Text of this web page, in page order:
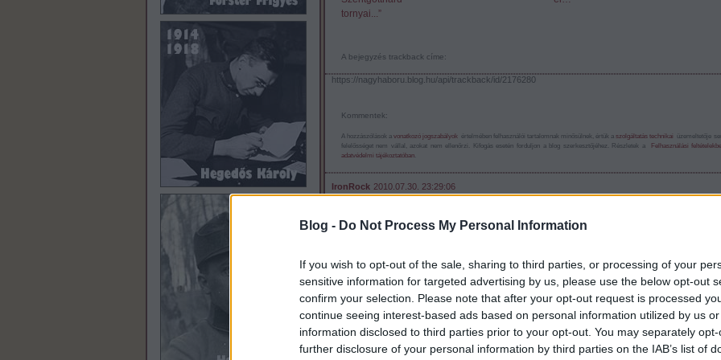
Blog - Do Not Process My Personal Information
If you wish to opt-out of the sale, sharing to third parties, or processing of your
sensitive information for targeted advertising by us, please use the below opt-out
confirm your selection. Please note that after your opt-out request is processed
continue seeing interest-based ads based on personal information utilized by us
information disclosed to third parties prior to your opt-out. You may separately
further disclosure of your personal information by third parties on the IAB’s list of
tornyai...”
A bejegyzés trackback címe:
https://nagyhaboru.blog.hu/api/trackback/id/2176280
Kommentek:
A hozzászólások a vonatkozó jogszabályokértelmében felhasználói tartalomnak minősülnek, értük aszolgáltatás technikai
üzemeltetője
felelősséget nem vállal, azokat nem ellenőrzi. Kifogás esetén forduljon a blog szerkesztőjéhez. Részletek a
Felhasználási
adatvédelmi tájékoztatóban.
IronRock 2010.07.30. 23:29:06
PintérTamás ·http://nagyhaboru.blog.hu 2010.08.01. 22:00:08
@IronRock: Köszönjük IronRock, igyekszünk, igyekszünk:-)
Gefraiter 2010.08.05. 22:57:59
Jó a blog, igényes, gratulálok!